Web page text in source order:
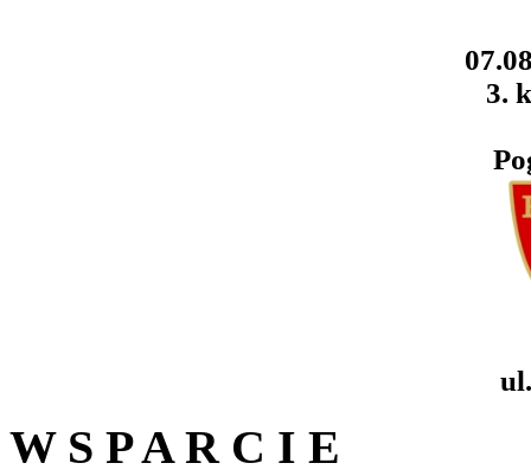
3.
W S P A R C I E